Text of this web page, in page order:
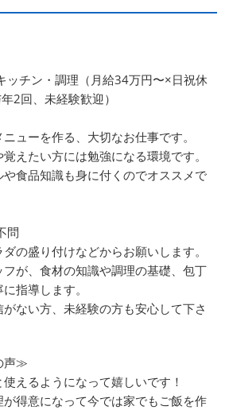
ッチン・調理（月給34万円〜×日祝休
2回、未経験歓迎）
ューを作る、大切なお仕事です。
えたい方には勉強になる環境です。
食品知識も身に付くのでオススメで
問
の盛り付けなどからお願いします。
が、食材の知識や調理の基礎、包丁
指導します。
ない方、未経験の方も安心して下さ
声≫
使えるようになって嬉しいです！
が得意になって今では家でもご飯を作